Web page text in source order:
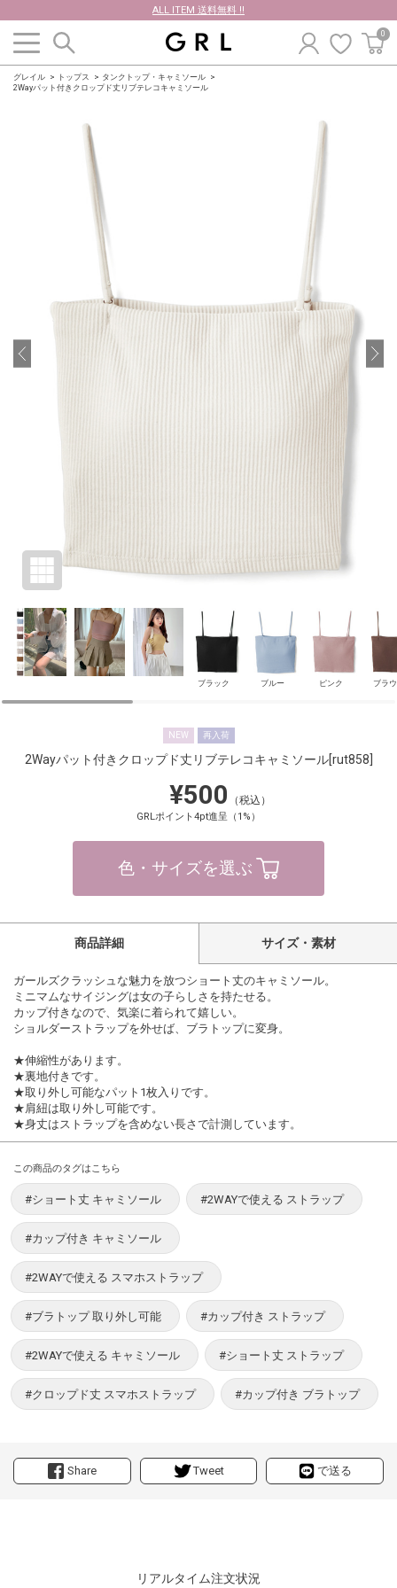
ALL ITEM 送料無料 !!
0
グレイル トップス
タンクトップ・キャミソール
2Wayパット付きクロップド丈リブテレコキャミソール
ブラック ブルー ピンク ブラ
NEW 再入荷
2Wayパット付きクロップド丈リブテレコキャミソール[rut858]
¥500 （税込）
GRLポイント4pt進呈（1%）
色・サイズを選ぶ
Share Tweet で送る
商品詳細 サイズ・素材
ガールズクラッシュな魅力を放つショート丈のキャミソール。
ミニマムなサイジングは女の子らしさを持たせる。
カップ付きなので、気楽に着られて嬉しい。
ショルダーストラップを外せば、ブラトップに変身。
★伸縮性があります。
★裏地付きです。
★取り外し可能なパット1枚入りです。
★肩紐は取り外し可能です。
★身丈はストラップを含めない長さで計測しています。
この商品のタグはこちら
#ショート丈 キャミソール #2WAYで使える ストラップ
#カップ付き キャミソール
#2WAYで使える スマホストラップ
#ブラトップ 取り外し可能 #カップ付き ストラップ
#2WAYで使える キャミソール #ショート丈 ストラップ
#クロップド丈 スマホストラップ #カップ付き ブラトップ
リアルタイム注文状況